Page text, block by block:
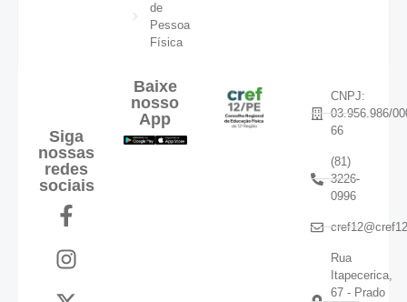
de
Pessoa
Física
Siga
nossas
redes
sociais
Baixe
nosso
App
CNPJ:
03.956.986/
66
(81)
3226-
0996
Rua
Itapecerica,
67 - Prado